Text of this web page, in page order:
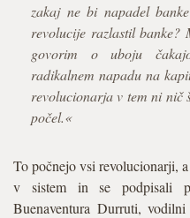
zakaj ne bi napadel
revolucije razlastil banke?
govorim o uboju
radikalnem napadu na
revolucionarja v tem ni nič
počel.«
To počnejo vsi revolucionarji,
v sistem in se podpisali
Buenaventura Durruti,